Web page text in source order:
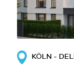
KÖLN -